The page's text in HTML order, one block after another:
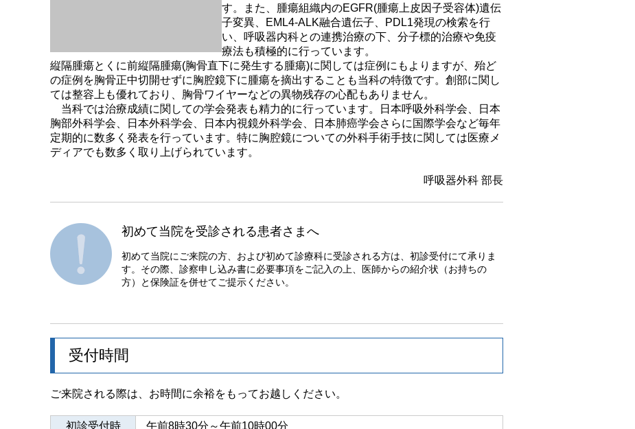
す。また、腫瘍組織内のEGFR(腫瘍上皮因子受容体)遺伝
子変異、EML4-ALK融合遺伝子、PDL1発現の検索を行
い、呼吸器内科との連携治療の下、分子標的治療や免疫
療法も積極的に行っています。
縦隔腫瘍とくに前縦隔腫瘍(胸骨直下に発生する腫瘍)に関しては症例にもよりますが、殆ど
の症例を胸骨正中切開せずに胸腔鏡下に腫瘍を摘出することも当科の特徴です。創部に関し
ては整容上も優れており、胸骨ワイヤーなどの異物残存の心配もありません。
当科では治療成績に関しての学会発表も精力的に行っています。日本呼吸外科学会、日本
胸部外科学会、日本外科学会、日本内視鏡外科学会、日本肺癌学会さらに国際学会など毎年
定期的に数多く発表を行っています。特に胸腔鏡についての外科手術手技に関しては医療メ
ディアでも数多く取り上げられています。
呼吸器外科 部長
初めて当院を受診される患者さまへ
初めて当院にご来院の方、および初めて診療科に受診される方は、初診受付にて承りま
す。その際、診察申し込み書に必要事項をご記入の上、医師からの紹介状（お持ちの
方）と保険証を併せてご提示ください。
受付時間
ご来院される際は、お時間に余裕をもってお越しください。
初診受付時
午前8時30分～午前10時00分